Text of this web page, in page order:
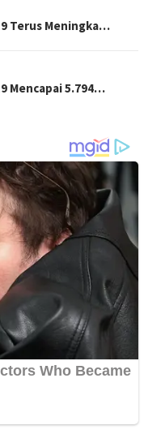
Terus Meningka…
Mencapai 5.794…